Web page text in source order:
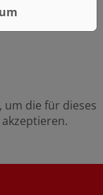
, um die für dieses